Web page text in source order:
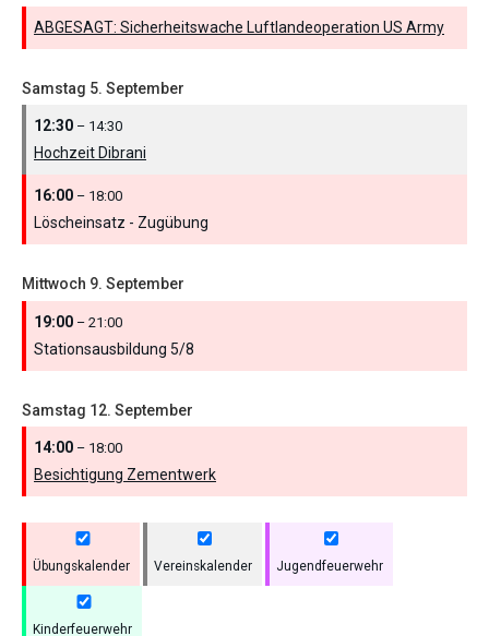
ABGESAGT: Sicherheitswache Luftlandeoperation US Army
Samstag 5. September
12:30 – 14:30
Hochzeit Dibrani
16:00 – 18:00
Löscheinsatz - Zugübung
Mittwoch 9. September
19:00 – 21:00
Stationsausbildung 5/8
Samstag 12. September
14:00 – 18:00
Besichtigung Zementwerk
Übungskalender Vereinskalender Jugendfeuerwehr
Kinderfeuerwehr